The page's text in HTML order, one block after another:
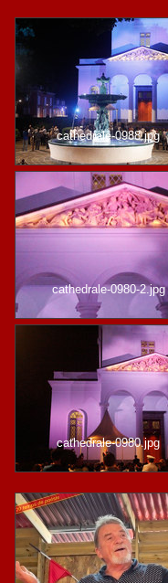
cathedrale-0988.jpg
cathedrale-0980-2.jpg
cathedrale-0980.jpg